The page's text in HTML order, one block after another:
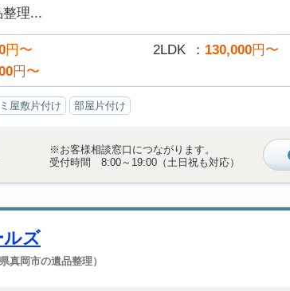
整理...
円〜 2LDK 130,000円〜
円〜
屋敷片付け 部屋片付け
※お客様相談窓口につながります。
受付時間 8:00～19:00（土日祝も対応）
ルズ
県真岡市の遺品整理）